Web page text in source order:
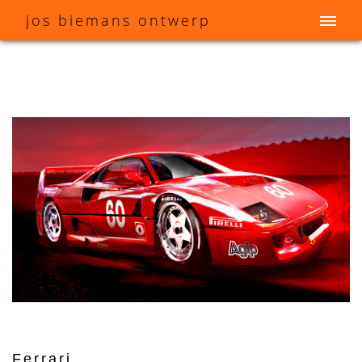
j os b iemans o ntwerp
Ferrari